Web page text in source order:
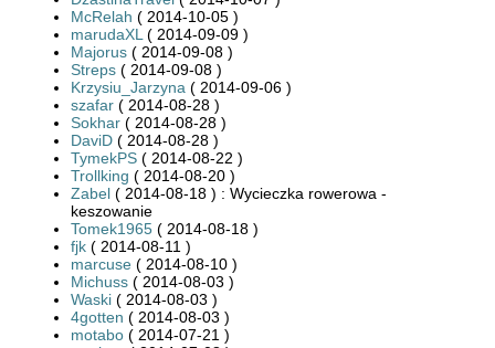
McRelah ( 2014-10-05 )
marudaXL ( 2014-09-09 )
Majorus ( 2014-09-08 )
Streps ( 2014-09-08 )
Krzysiu_Jarzyna ( 2014-09-06 )
szafar ( 2014-08-28 )
Sokhar ( 2014-08-28 )
DaviD ( 2014-08-28 )
TymekPS ( 2014-08-22 )
Trollking ( 2014-08-20 )
Zabel ( 2014-08-18 ) : Wycieczka rowerowa -
keszowanie
Tomek1965 ( 2014-08-18 )
fjk ( 2014-08-11 )
marcuse ( 2014-08-10 )
Michuss ( 2014-08-03 )
Waski ( 2014-08-03 )
4gotten ( 2014-08-03 )
motabo ( 2014-07-21 )